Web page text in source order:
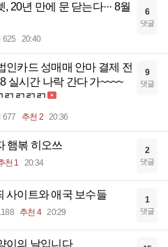
20년 만에 문 닫는다··· 8월
625 20:40
6
댓글
인카드 성매매 안마 결제 전
실시간 나락 간다 가~~~~
ㄺㄺㄺㄺ
677 추천 2 20:36
9
댓글
햄볶 히오쓰
천 1 20:34
2
댓글
사이트와 애국 보수들
추천 4 20:29
1
댓글
이의 날입니다